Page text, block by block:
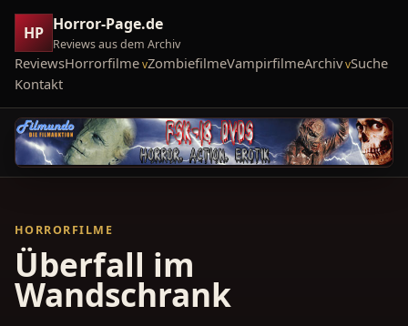
HP Horror-Page.de
Reviews aus dem Archiv
ReviewsHorrorfilme ZombiefilmeVampirfilmeArchiv Suche
Kontakt
HORRORFILME
Überfall im
Wandschrank